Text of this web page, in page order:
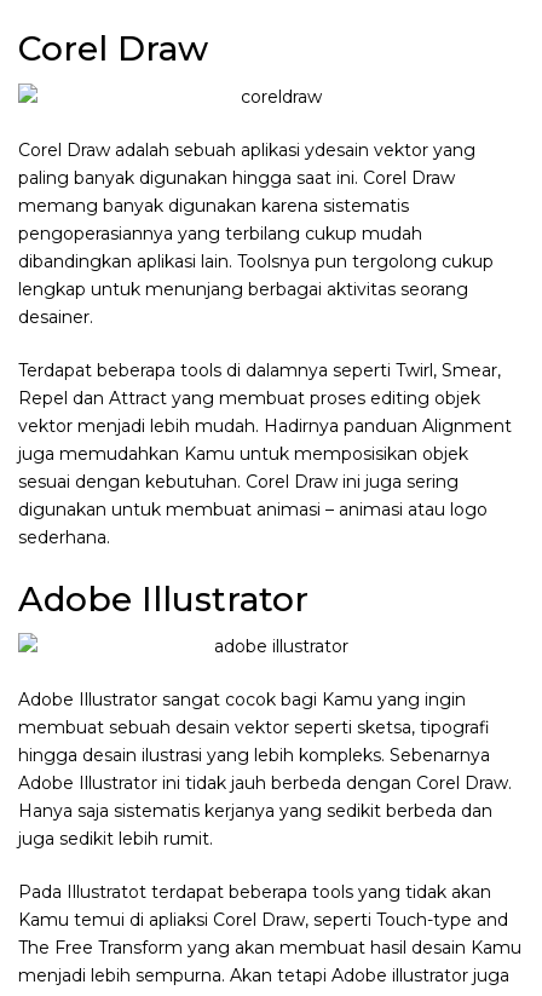
Corel Draw
Corel Draw adalah sebuah aplikasi ydesain vektor yang
paling banyak digunakan hingga saat ini. Corel Draw
memang banyak digunakan karena sistematis
pengoperasiannya yang terbilang cukup mudah
dibandingkan aplikasi lain. Toolsnya pun tergolong cukup
lengkap untuk menunjang berbagai aktivitas seorang
desainer.
Terdapat beberapa tools di dalamnya seperti Twirl, Smear,
Repel dan Attract yang membuat proses editing objek
vektor menjadi lebih mudah. Hadirnya panduan Alignment
juga memudahkan Kamu untuk memposisikan objek
sesuai dengan kebutuhan. Corel Draw ini juga sering
digunakan untuk membuat animasi – animasi atau logo
sederhana.
Adobe Illustrator
Adobe Illustrator sangat cocok bagi Kamu yang ingin
membuat sebuah desain vektor seperti sketsa, tipografi
hingga desain ilustrasi yang lebih kompleks. Sebenarnya
Adobe Illustrator ini tidak jauh berbeda dengan Corel Draw.
Hanya saja sistematis kerjanya yang sedikit berbeda dan
juga sedikit lebih rumit.
Pada Illustratot terdapat beberapa tools yang tidak akan
Kamu temui di apliaksi Corel Draw, seperti Touch-type and
The Free Transform yang akan membuat hasil desain Kamu
menjadi lebih sempurna. Akan tetapi Adobe illustrator juga